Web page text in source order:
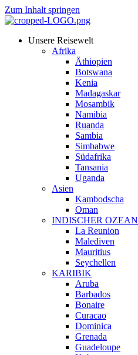
Zum Inhalt springen
Unsere Reisewelt
Afrika
Äthiopien
Botswana
Kenia
Madagaskar
Mosambik
Namibia
Ruanda
Sambia
Simbabwe
Südafrika
Tansania
Uganda
Asien
Kambodscha
Oman
INDISCHER OZEAN
La Reunion
Malediven
Mauritius
Seychellen
KARIBIK
Aruba
Barbados
Bonaire
Curacao
Dominica
Grenada
Guadeloupe